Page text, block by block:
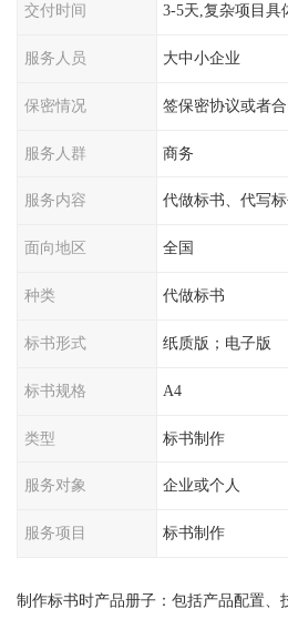
交付时间 3-5天,复杂项目具
服务人员 大中小企业
保密情况 签保密协议或者合
服务人群 商务
服务内容 代做标书、代写
面向地区 全国
种类 代做标书
标书形式 纸质版；电子版
标书规格 A4
类型 标书制作
服务对象 企业或个人
服务项目 标书制作
制作标书时产品册子：包括产品配置、